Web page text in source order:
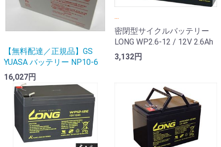
【無料配達／正規品】GS
YUASA バッテリー NP10-6
16,027円
...
密閉型サイクルバッテリー
LONG WP2.6-12 / 12V 2.6Ah
3,132円